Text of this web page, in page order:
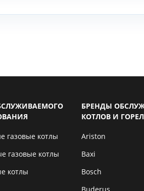
газовые котлы
газовые котлы
котлы
БРЕНДЫ
КОТЛОВ И
Ariston
Baxi
Bosch